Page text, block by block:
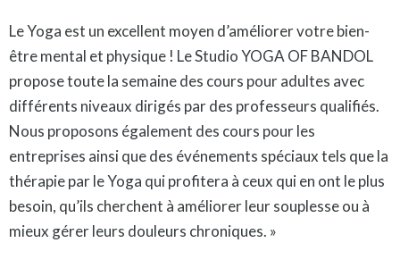
Le Yoga est un excellent moyen d’améliorer votre bien-
être mental et physique ! Le Studio YOGA OF BANDOL
propose toute la semaine des cours pour adultes avec
différents niveaux dirigés par des professeurs qualifiés.
Nous proposons également des cours pour les
entreprises ainsi que des événements spéciaux tels que la
thérapie par le Yoga qui profitera à ceux qui en ont le plus
besoin, qu’ils cherchent à améliorer leur souplesse ou à
mieux gérer leurs douleurs chroniques. »